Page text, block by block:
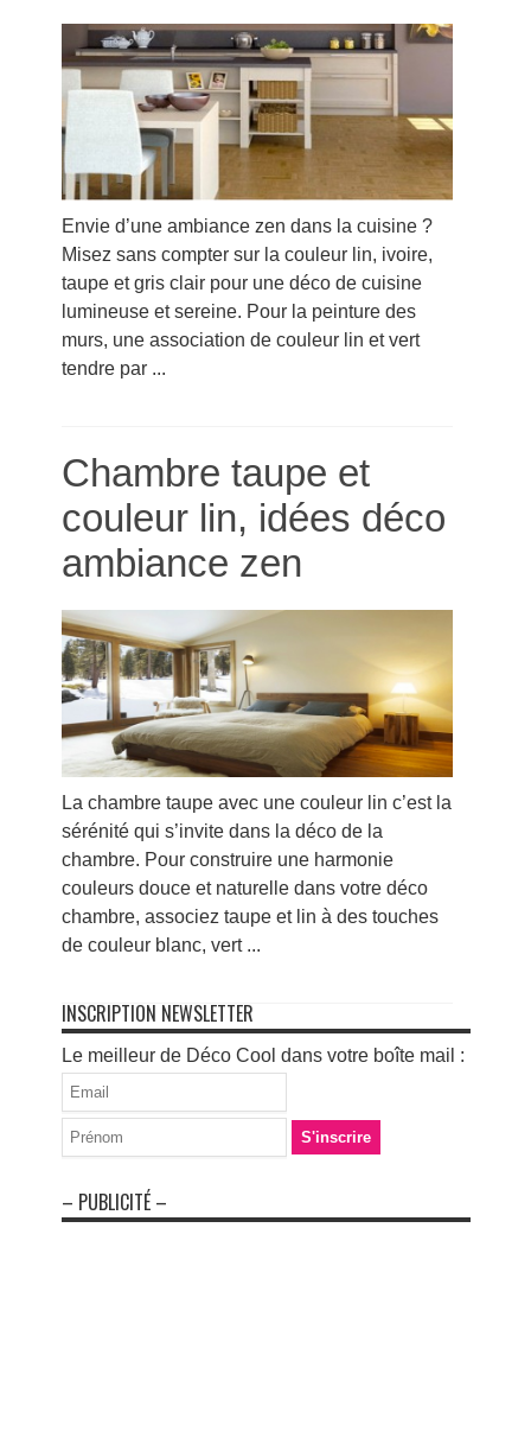
Envie d’une ambiance zen dans la cuisine ?
Misez sans compter sur la couleur lin, ivoire,
taupe et gris clair pour une déco de cuisine
lumineuse et sereine. Pour la peinture des
murs, une association de couleur lin et vert
tendre par ...
Chambre taupe et
couleur lin, idées déco
ambiance zen
La chambre taupe avec une couleur lin c’est la
sérénité qui s’invite dans la déco de la
chambre. Pour construire une harmonie
couleurs douce et naturelle dans votre déco
chambre, associez taupe et lin à des touches
de couleur blanc, vert ...
INSCRIPTION NEWSLETTER
Le meilleur de Déco Cool dans votre boîte mail :
– PUBLICITÉ –